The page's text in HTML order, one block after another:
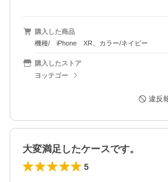
購入した商品
機種/ iPhone XR、カラー/ネイビー
購入したストア
ヨッテゴー
違反
大変満足したケースです。
5